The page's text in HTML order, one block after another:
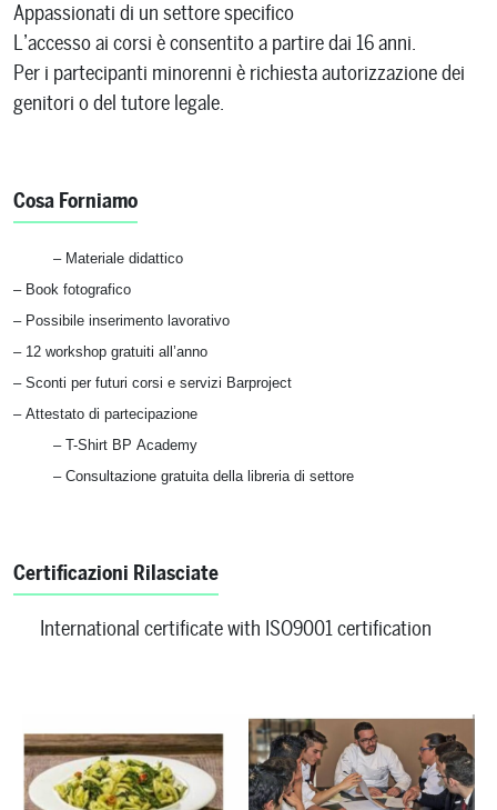
Appassionati di un settore specifico
L’accesso ai corsi è consentito a partire dai 16 anni.
Per i partecipanti minorenni è richiesta autorizzazione dei
genitori o del tutore legale.
Cosa Forniamo
– Materiale didattico
– Book fotografico
– Possibile inserimento lavorativo
– 12 workshop gratuiti all’anno
– Sconti per futuri corsi e servizi Barproject
– Attestato di partecipazione
– T-Shirt BP Academy
– Consultazione gratuita della libreria di settore
Certificazioni Rilasciate
International certificate with ISO9001 certification